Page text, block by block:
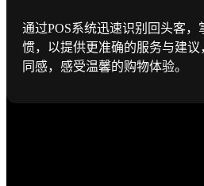
通过POS系统迅速识别回头客
惯，以提供更准确的服务与建
同感，感受温馨的购物体验。